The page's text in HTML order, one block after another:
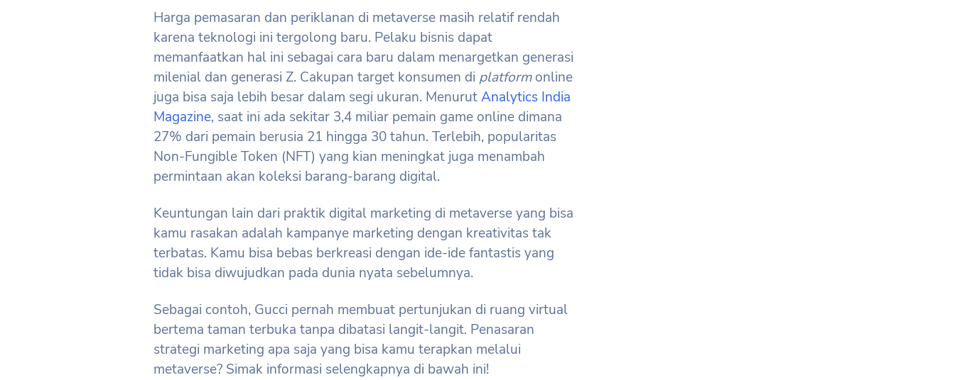
Harga pemasaran dan periklanan di metaverse masih relatif rendah
karena teknologi ini tergolong baru. Pelaku bisnis dapat
memanfaatkan hal ini sebagai cara baru dalam menargetkan generasi
milenial dan generasi Z. Cakupan target konsumen di platformonline
juga bisa saja lebih besar dalam segi ukuran. MenurutAnalytics India
Magazine, saat ini ada sekitar 3,4 miliar pemain game online dimana
27% dari pemain berusia 21 hingga 30 tahun. Terlebih, popularitas
Non-Fungible Token (NFT) yang kian meningkat juga menambah
permintaan akan koleksi barang-barang digital.
Keuntungan lain dari praktik digital marketing di metaverse yang bisa
kamu rasakan adalah kampanye marketing dengan kreativitas tak
terbatas. Kamu bisa bebas berkreasi dengan ide-ide fantastis yang
tidak bisa diwujudkan pada dunia nyata sebelumnya.
Sebagai contoh, Gucci pernah membuat pertunjukan di ruang virtual
bertema taman terbuka tanpa dibatasi langit-langit. Penasaran
strategi marketing apa saja yang bisa kamu terapkan melalui
metaverse? Simak informasi selengkapnya di bawah ini!